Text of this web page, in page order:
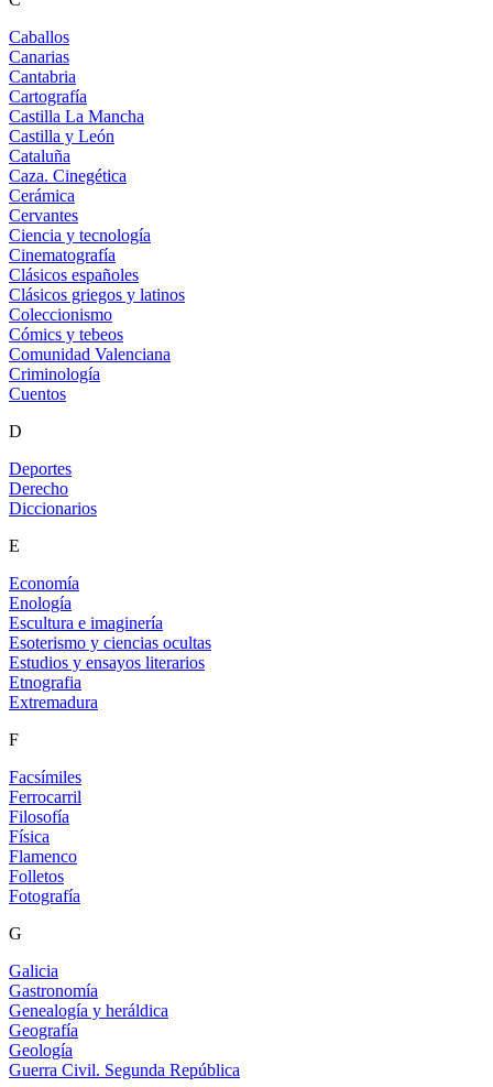
Caballos
Canarias
Cantabria
Cartografía
Castilla La Mancha
Castilla y León
Cataluña
Caza. Cinegética
Cerámica
Cervantes
Ciencia y tecnología
Cinematografía
Clásicos españoles
Clásicos griegos y latinos
Coleccionismo
Cómics y tebeos
Comunidad Valenciana
Criminología
Cuentos
D
Deportes
Derecho
Diccionarios
E
Economía
Enología
Escultura e imaginería
Esoterismo y ciencias ocultas
Estudios y ensayos literarios
Etnografia
Extremadura
F
Facsímiles
Ferrocarril
Filosofía
Física
Flamenco
Folletos
Fotografía
G
Galicia
Gastronomía
Genealogía y heráldica
Geografía
Geología
Guerra Civil. Segunda República